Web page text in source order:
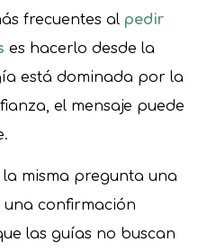
frecuentes al pedir
es hacerlo desde la
está dominada por la
el mensaje puede
misma pregunta una
confirmación
las guías no buscan